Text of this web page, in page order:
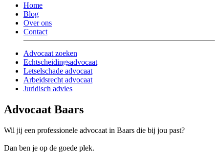
Home
Blog
Over ons
Contact
Advocaat zoeken
Echtscheidingsadvocaat
Letselschade advocaat
Arbeidsrecht advocaat
Juridisch advies
Advocaat Baars
Wil jij een professionele advocaat in Baars die bij jou past?
Dan ben je op de goede plek.